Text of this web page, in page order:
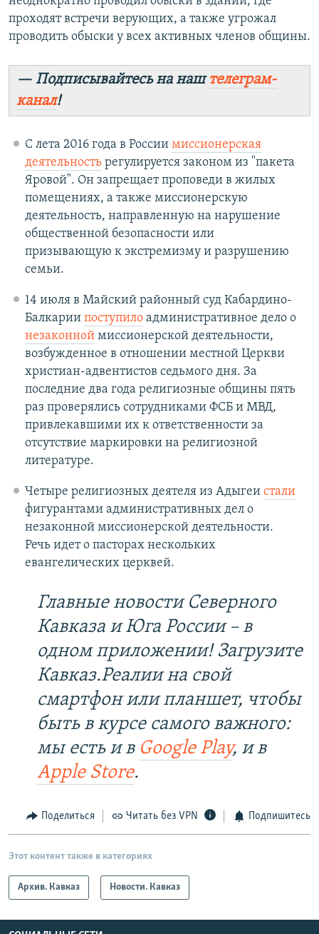
проходят встречи верующих, а также угрожал
проводить обыски у всех активных членов общины.
— Подписывайтесь на наштелеграм-
канал!
С лета 2016 года в России миссионерская
деятельностьрегулируется законом из "пакета
Яровой". Он запрещает проповеди в жилых
помещениях, а также миссионерскую
деятельность, направленную на нарушение
общественной безопасности или
призывающую к экстремизму и разрушению
семьи.
14 июля в Майский районный суд Кабардино-
Балкарии поступилоадминистративное дело о
незаконноймиссионерской деятельности,
возбужденное в отношении местной Церкви
христиан-адвентистов седьмого дня. За
последние два года религиозные общины пять
раз проверялись сотрудниками ФСБ и МВД,
привлекавшими их к ответственности за
отсутствие маркировки на религиозной
литературе.
Четыре религиозных деятеля из Адыгеи стали
фигурантами административных дел о
незаконной миссионерской деятельности.
Речь идет о пасторах нескольких
евангелических церквей.
Главные новости Северного
Кавказа и Юга России – в
одном приложении! Загрузите
Кавказ.Реалии на свой
смартфон или планшет, чтобы
быть в курсе самого важного:
мы есть и в Google Play, и в
Apple Store.
Поделиться Читать без VPN Подпишитесь
Этот контент также в категориях
Архив. Кавказ Новости. Кавказ